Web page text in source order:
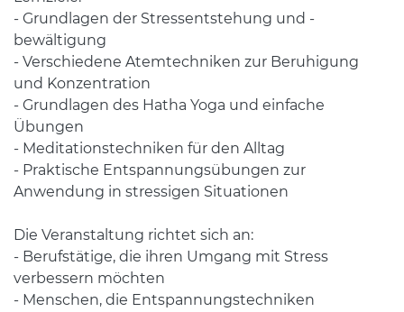
- Grundlagen der Stressentstehung und -
bewältigung
- Verschiedene Atemtechniken zur Beruhigung
und Konzentration
- Grundlagen des Hatha Yoga und einfache
Übungen
- Meditationstechniken für den Alltag
- Praktische Entspannungsübungen zur
Anwendung in stressigen Situationen
Die Veranstaltung richtet sich an:
- Berufstätige, die ihren Umgang mit Stress
verbessern möchten
- Menschen, die Entspannungstechniken